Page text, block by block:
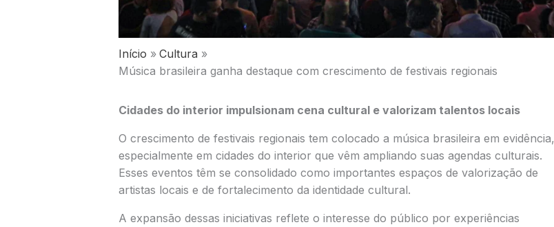
Início
Cultura
Música brasileira ganha destaque com crescimento de festivais regionais
Cidades do interior impulsionam cena cultural e valorizam talentos locais
O crescimento de festivais regionais tem colocado a música brasileira em evidência,
especialmente em cidades do interior que vêm ampliando suas agendas culturais.
Esses eventos têm se consolidado como importantes espaços de valorização de
artistas locais e de fortalecimento da identidade cultural.
A expansão dessas iniciativas reflete o interesse do público por experiências